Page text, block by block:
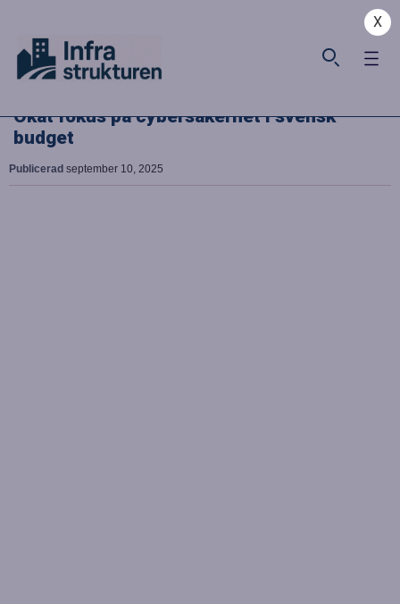
X
Ökat fokus på cybersäkerhet i svensk
budget
Publicerad september 10, 2025